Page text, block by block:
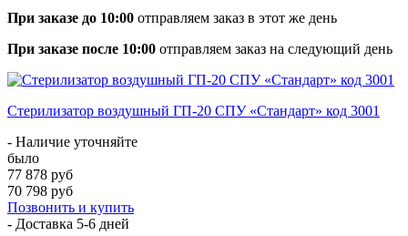
При заказе до 10:00 отправляем заказ в этот же день
При заказе после 10:00 отправляем заказ на следующий день
Стерилизатор воздушный ГП-20 СПУ «Стандарт» код 3001
- Наличие уточняйте
было
77 878 руб
70 798 руб
Позвонить и купить
- Доставка 5-6 дней